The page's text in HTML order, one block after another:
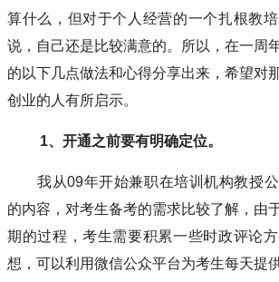
算什么，但对于个人经营的一个扎根教
说，自己还是比较满意的。所以，在一周
的以下几点做法和心得分享出来，希望对
创业的人有所启示。
1、开通之前要有明确定位。
我从09年开始兼职在培训机构教授
的内容，对考生备考的需求比较了解，由
期的过程，考生需要积累一些时政评论
想，可以利用微信公众平台为考生每天提